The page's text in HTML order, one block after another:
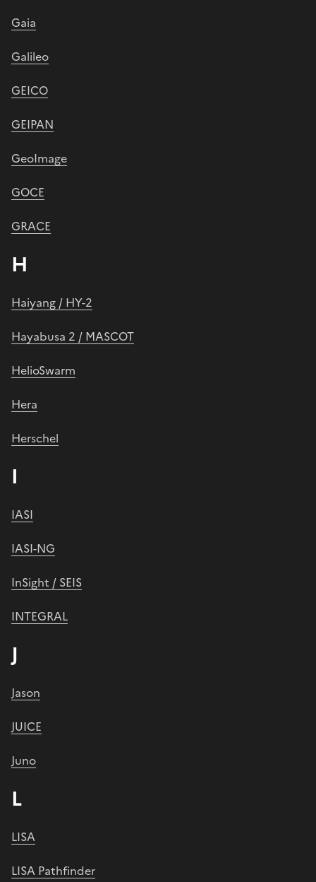
Gaia
Galileo
GEICO
GEIPAN
GeoImage
GOCE
GRACE
H
Haiyang / HY-2
Hayabusa 2 / MASCOT
HelioSwarm
Hera
Herschel
I
IASI
IASI-NG
InSight / SEIS
INTEGRAL
J
Jason
JUICE
Juno
L
LISA
LISA Pathfinder